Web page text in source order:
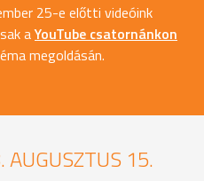
25-e előtti videóink
aYouTube csatornánkon
megoldásán.
15.